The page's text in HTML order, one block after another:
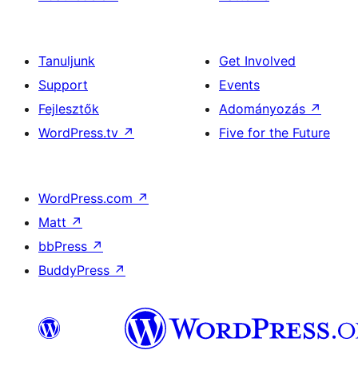
Tanuljunk
Support
Fejlesztők
WordPress.tv ↗
Get Involved
Events
Adományozás ↗
Five for the Future
WordPress.com ↗
Matt ↗
bbPress ↗
BuddyPress ↗